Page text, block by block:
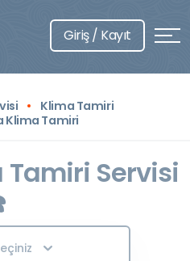
Giriş / Kayıt
Klima Tamiri
Klima Tamiri
Servisi